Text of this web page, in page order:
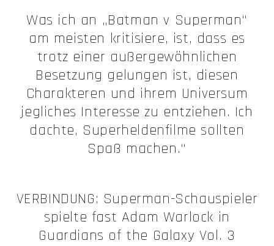
Was ich an „Batman v Superman“
am meisten kritisiere, ist, dass es
trotz einer außergewöhnlichen
Besetzung gelungen ist, diesen
Charakteren und ihrem Universum
jegliches Interesse zu entziehen. Ich
dachte, Superheldenfilme sollten
Spaß machen.“
VERBINDUNG: Superman-Schauspieler
spielte fast Adam Warlock in
Guardians of the Galaxy Vol. 3